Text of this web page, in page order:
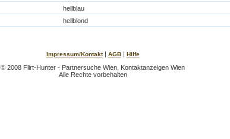
hellblau
hellblond
Impressum/Kontakt| AGB| Hilfe
© 2008 Flirt-Hunter - Partnersuche Wien, Kontaktanzeigen Wien
Alle Rechte vorbehalten